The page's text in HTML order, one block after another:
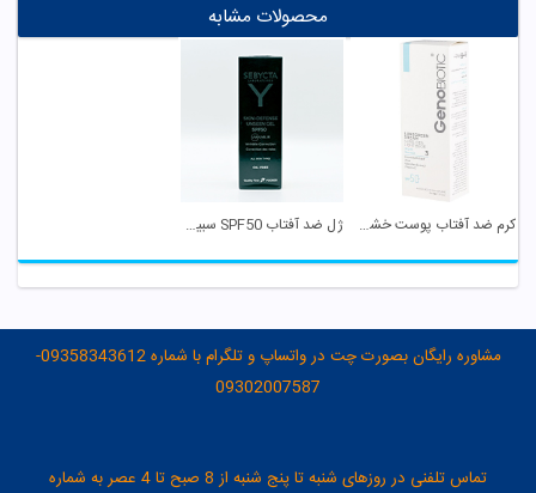
محصولات مشابه
کرم ضد آفتاب پوست خشک و معمولی SPF 50 بژ روشن ... ژل ضد آفتاب SPF50 سبیکتا
مشاوره رایگان بصورت چت در واتساپ و تلگرام با شماره 09358343612-
09302007587
تماس تلفنی در روزهای شنبه تا پنج شنبه از 8 صبح تا 4 عصر به شماره